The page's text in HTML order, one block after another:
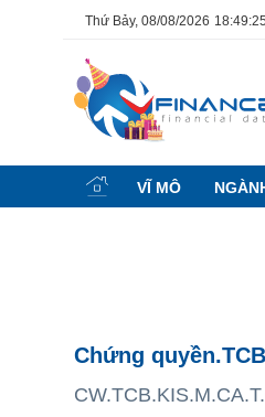
Thứ Bảy, 08/08/2026 18:49:26
VĨ MÔ
Chứng
Tính năng Ngành
BẤT ĐỘNG SẢN
TÀI CHÍNH